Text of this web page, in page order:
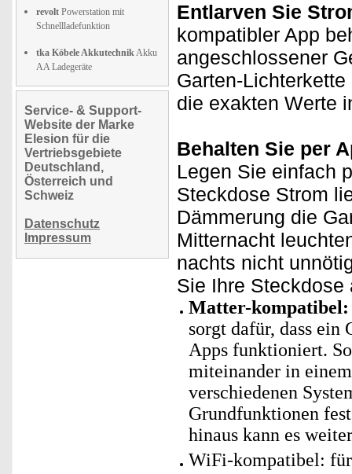
revolt Powerstation mit
Schnellladefunktion
tka Köbele AkkutechnikAkku
AA Ladegeräte
Service- & Support-
Website der Marke
Elesion für die
Vertriebsgebiete
Deutschland,
Österreich und
Schweiz
Datenschutz
Impressum
Entlarven Sie
kompatibler App
angeschlossener
Garten-
die exakten Werte
Behalten Sie per
Legen Sie einfach
Steckdose Strom
Dämmerung die
Mitternacht
nachts nicht
Sie Ihre
Matter-kompatibel:
sorgt dafür, dass ein
Apps funktioniert.
miteinander in
verschiedenen
Grundfunktionen
hinaus kann es
WiFi-kompatibel: